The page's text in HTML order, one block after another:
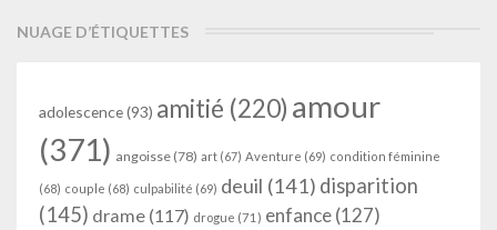
NUAGE D’ÉTIQUETTES
adolescence(93) amitié (220) amour
(371) angoisse (78) art (67) Aventure (69) condition féminine
(68) couple (68) culpabilité (69) deuil (141) disparition
(145) drame (117) drogue (71) enfance(127)